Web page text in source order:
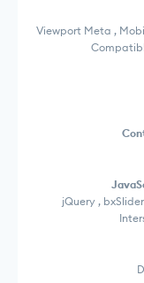
Viewport Meta ,
jQuery ,